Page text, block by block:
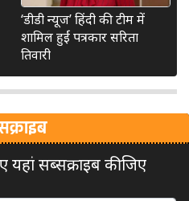
‘डीडी न्यूज’ हिंदी की टीम में
शामिल हुईं पत्रकार सरिता
तिवारी
यहां सब्सक्राइब कीजिए